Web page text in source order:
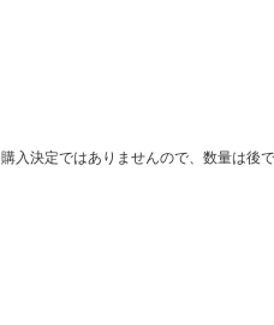
決定ではありませんので、数量は後で